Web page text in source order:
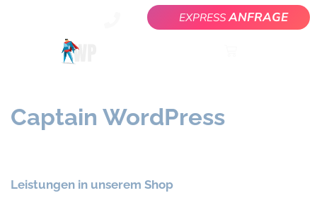
EXPRESS ANFRAGE
Captain WordPress
Leistungen in unserem Shop